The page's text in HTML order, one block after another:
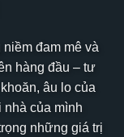
đam mê và
hàng đầu – tư
âu lo của
nhà của mình
những giá trị